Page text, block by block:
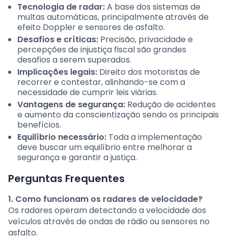
Tecnologia de radar:A base dos sistemas de
multas automáticas, principalmente através de
efeito Doppler e sensores de asfalto.
Desafios e críticas: Precisão, privacidade e
percepções de injustiça fiscal são grandes
desafios a serem superados.
Implicações legais: Direito dos motoristas de
recorrer e contestar, alinhando-se com a
necessidade de cumprir leis viárias.
Vantagens de segurança: Redução de acidentes
e aumento da conscientização sendo os principais
benefícios.
Equilíbrio necessário: Toda a implementação
deve buscar um equilíbrio entre melhorar a
segurança e garantir a justiça.
Perguntas Frequentes
1. Como funcionam os radares de velocidade?
Os radares operam detectando a velocidade dos
veículos através de ondas de rádio ou sensores no
asfalto.